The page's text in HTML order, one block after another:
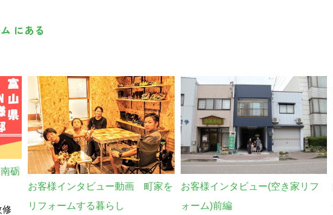
にある
砺
修
お客様インタビュー動画 町家を
リフォームする暮らし
お客様インタビュー(空き家リフ
ォーム)前編